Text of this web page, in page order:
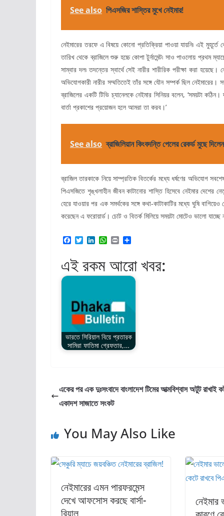
See also পিএসজির শাস্তির মুখে নেইমার!
নেইমারের তরফে এ বিষয়ে কোনো প্রতিক্রিয়া পাওয়া যায়নি৷ এই
তারিখ থেকে ব্রাজিলে শুরু হচ্চে কোপা টুর্নামেন্ট৷ সাও পাওলোয় প্রথম
সাম্বার দল৷ তদন্তের স্বার্থে সেই নারীর শারীরিক পরীক্ষা করা
অভিযোগকারী নারীর সম্মতিতেই তাঁর সঙ্গে যৌন সম্পর্ক ছিল নেইমারের।
ব্রাজিলের একটি টিভি চ্যানেলকে নেইমার সিনিয়র বলেন, ‘সময়টা
বার্তা প্রকাশের প্রয়োজন হলে আমরা তা করব।’
See also ব্রাজিলিয়ান কিংবদন্তি পেলের রেকর্ড মুছে
ব্রাজিল তারকাকে নিয়ে সাম্প্রতিক বিতর্কের মধ্যে ধর্ষণের অভিযোগ
পিএসজিতে শৃঙ্খলাহীন জীবন কাটানোর শাস্তি হিসেবে নেইমার দেশের
হেরে যাওয়ার পর এক সমর্থকের সঙ্গে কথা-কাটাকাটির মধ্যে ঘুষি
করেছেন এ ফরোয়ার্ড। চোট ও বিতর্ক মিলিয়ে সময়টা মোটেও ভালো যাচ্ছে
c
e
b
T
t
t
k
e
W
t
P
n
t
r
e
এই রকম আরো খবর:
ভারতে সিরিয়াল বিয়ে প্রতারক
সামিরা ফাতিমা গ্রেফতার,…
একের পর এক দুঃসংবাদে বাংলাদেশ টিমের আত্মবিশ্বাস অটুট রাখাই
একাদশ সাজাতে সংকট
You May Also Like
নেইমারের এমন পারফরমেন্স
দেখে আফসোস করছে বার্সা-
রিয়াল
নেইমার